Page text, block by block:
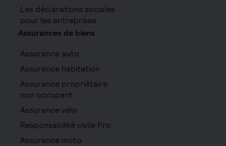
Les déclarations sociales
pour les entreprises
Assurances de biens
Assurance auto
Assurance habitation
Assurance propriétaire
non occupant
Assurance vélo
Responsabilité civile Pro
Assurance moto